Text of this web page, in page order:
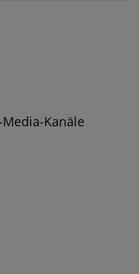
Kanäle